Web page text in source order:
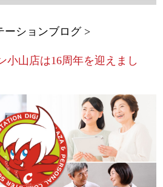
ーションブログ
小山店は16周年を迎えまし